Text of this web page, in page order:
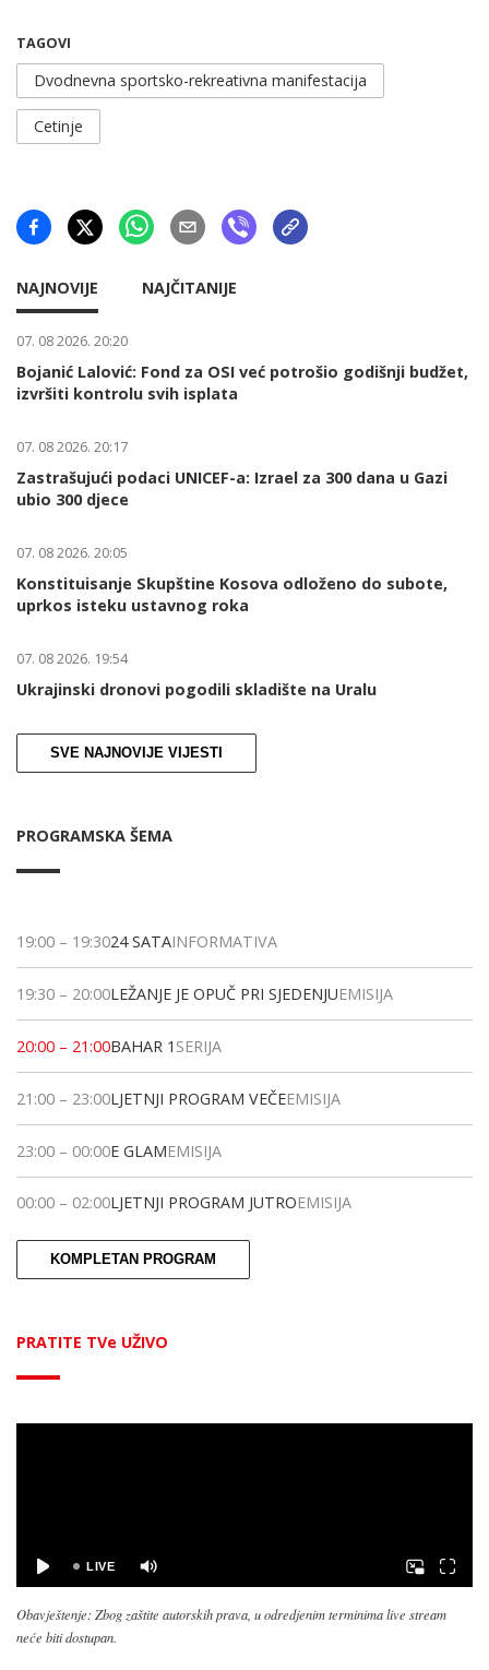
TAGOVI
Dvodnevna sportsko-rekreativna manifestacija
Cetinje
NAJNOVIJE NAJČITANIJE
07. 08 2026. 20:20
Bojanić Lalović: Fond za OSI već potrošio godišnji budžet,
izvršiti kontrolu svih isplata
07. 08 2026. 20:17
Zastrašujući podaci UNICEF-a: Izrael za 300 dana u Gazi
ubio 300 djece
07. 08 2026. 20:05
Konstituisanje Skupštine Kosova odloženo do subote,
uprkos isteku ustavnog roka
07. 08 2026. 19:54
Ukrajinski dronovi pogodili skladište na Uralu
SVE NAJNOVIJE VIJESTI
PROGRAMSKA ŠEMA
19:00 – 19:3024 SATAINFORMATIVA
19:30 – 20:00LEŽANJE JE OPUČ PRI SJEDENJUEMISIJA
20:00 – 21:00BAHAR 1 SERIJA
21:00 – 23:00LJETNJI PROGRAM VEČEEMISIJA
23:00 – 00:00E GLAMEMISIJA
00:00 – 02:00LJETNJI PROGRAM JUTROEMISIJA
KOMPLETAN PROGRAM
PRATITE TVe UŽIVO
Obavještenje: Zbog zaštite autorskih prava, u odredjenim terminima live stream
neće biti dostupan.